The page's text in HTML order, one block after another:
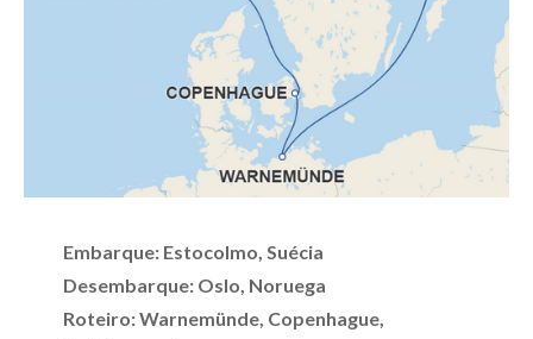
Embarque: Estocolmo, Suécia
Desembarque: Oslo, Noruega
Roteiro: Warnemünde, Copenhague,